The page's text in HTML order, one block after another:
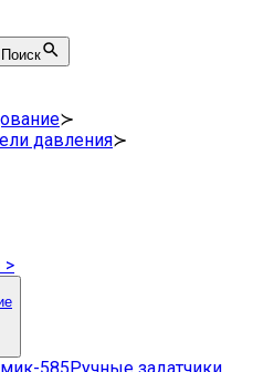
Поиск
≻
давления≻
>